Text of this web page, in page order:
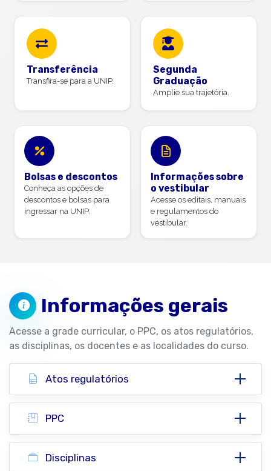
Transferência
Transfira-se para a UNIP.
Segunda
Graduação
Amplie sua trajetória.
Bolsas e descontos
Conheça as opções de
descontos e bolsas para
ingressar na UNIP.
Informações sobre
o vestibular
Acesse os editais, manuais
e regulamentos do
vestibular.
Informações gerais
Acesse a grade curricular, o PPC, os atos regulatórios,
as disciplinas, os docentes e as localidades do curso.
Atos regulatórios
PPC
Disciplinas